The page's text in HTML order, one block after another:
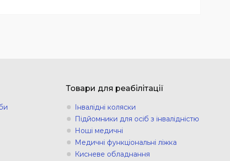
Товари для реабілітації
Інвалідні коляски
Підйомники для осіб з інвалідністю
Ноші медичні
Медичні функціональні ліжка
Кисневе обладнання